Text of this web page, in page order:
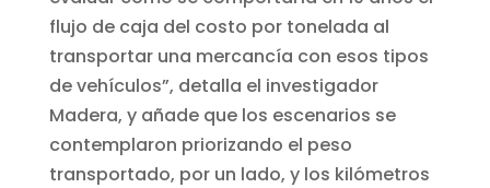
flujo de caja del costo por tonelada al
transportar una mercancía con esos tipos
de vehículos”, detalla el investigador
Madera, y añade que los escenarios se
contemplaron priorizando el peso
transportado, por un lado, y los kilómetros